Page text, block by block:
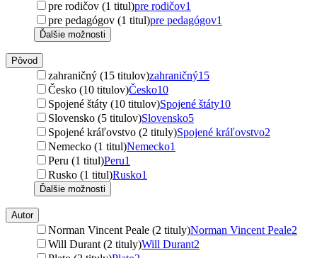
pre rodičov (1 titul)pre rodičov1
pre pedagógov (1 titul)pre pedagógov1
Ďalšie možnosti
Pôvod
zahraničný (15 titulov)zahraničný15
Česko (10 titulov)Česko10
Spojené štáty (10 titulov)Spojené štáty10
Slovensko (5 titulov)Slovensko5
Spojené kráľovstvo (2 tituly)Spojené kráľovstvo2
Nemecko (1 titul)Nemecko1
Peru (1 titul)Peru1
Rusko (1 titul)Rusko1
Ďalšie možnosti
Autor
Norman Vincent Peale (2 tituly)Norman Vincent Peale2
Will Durant (2 tituly)Will Durant2